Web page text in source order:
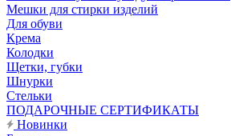
Мешки для стирки изделий
Для обуви
Крема
Колодки
Щетки, губки
Шнурки
Стельки
ПОДАРОЧНЫЕ СЕРТИФИКАТЫ
Новинки